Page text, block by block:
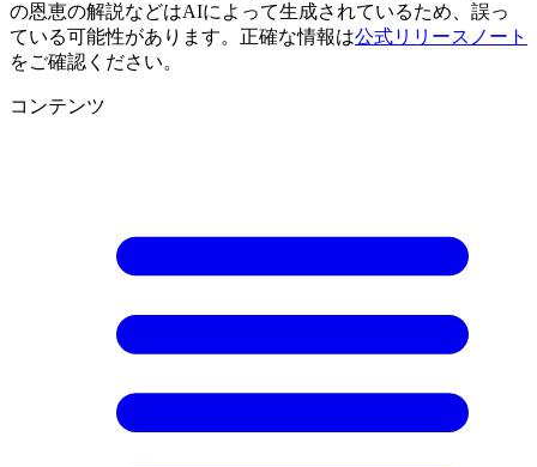
の恩恵の解説などはAIによって生成されているため、誤っ
ている可能性があります。正確な情報は公式リリースノート
をご確認ください。
コンテンツ